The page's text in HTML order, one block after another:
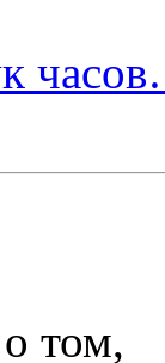
том,